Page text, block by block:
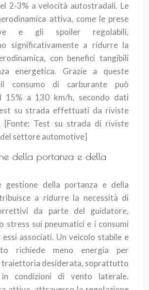
2-3% a velocità autostradali. Le
attiva, come le prese
e gli spoiler regolabili,
significativamente a ridurre la
con benefici tangibili
energetica. Grazie a queste
consumo di carburante può
15% a 130 km/h, secondo dati
su strada effettuati da riviste
[Fonte: Test su strada di riviste
settore automotive]
della portanza e della
gestione della portanza e della
a ridurre la necessità di
da parte del guidatore,
stress sui pneumatici e i consumi
associati. Un veicolo stabile e
richiede meno energia per
traiettoria desiderata, soprattutto
condizioni di vento laterale.